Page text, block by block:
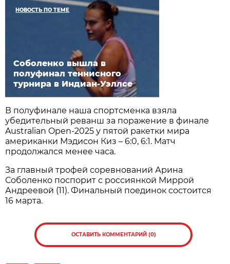
НОВОСТЬ ПО ТЕМЕ
Соболенко вышла в
полуфинал теннисного
турнира в Индиан-Уэллсе
В полуфинале наша спортсменка взяла
убедительный реванш за поражение в финале
Australian Open-2025 у пятой ракетки мира
американки Мэдисон Киз – 6:0, 6:1. Матч
продолжался менее часа.
За главный трофей соревнований Арина
Соболенко поспорит с россиянкой Миррой
Андреевой (11). Финальный поединок состоится
16 марта.
ОСТАВИТЬ КОММЕНТАРИЙ (0)